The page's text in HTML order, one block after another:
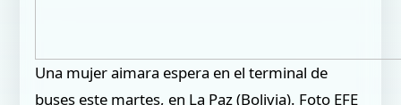
Una mujer aimara espera en el terminal de
buses este martes, en La Paz (Bolivia). Foto EFE